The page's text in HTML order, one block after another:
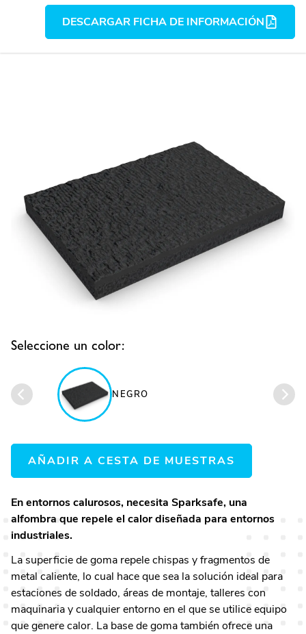
DESCARGAR FICHA DE INFORMACIÓN
Seleccione un color:
NEGRO
AÑADIR A CESTA DE MUESTRAS
En entornos calurosos, necesita Sparksafe, una
alfombra que repele el calor diseñada para entornos
industriales.
La superficie de goma repele chispas y fragmentos de
metal caliente, lo cual hace que sea la solución ideal para
estaciones de soldado, áreas de montaje, talleres con
maquinaria y cualquier entorno en el que se utilice equipo
que genere calor. La base de goma también ofrece una